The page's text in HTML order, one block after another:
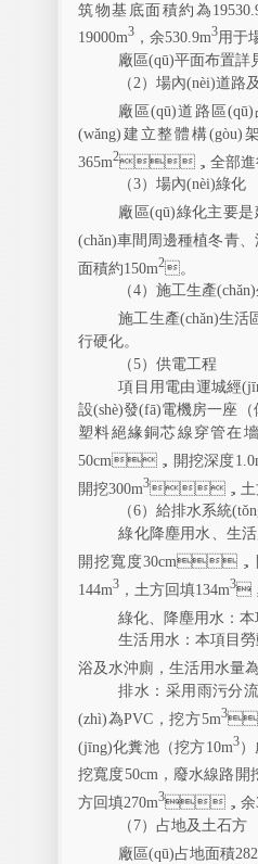
筑物基 底面積約為
19000m3 ， 余530.9m3用于
廠區(qū)平面布置詳
（2）場內(nèi)道路
廠區(qū)道路區
(wǎng)建立整體構(gòu)
365m2，全部進行
（3）場內(nèi)綠化
廠區(qū)綠化主要是
(chǎn)車間 周邊種植冬青
面積約150m2。
（4）施工生產
施工生產(chǎn)生活
行硬化。
（5）供電工程
項目用電由運城經
設(shè)發(fā)電機房一座
塑料絕緣銅芯線穿管在
50cm， 開挖深度
開挖300m3，土
（6）給排水系統
綠化降塵用水、生
開挖寬度30cm，
144m3 ，土方回填134m3
綠化、降塵用水：本
生活用水：本項目
浴及水沖廁 ， 生活用水量
排水： 采用雨污分
(zhì)為PVC ，挖方5m3
(jīng)化糞池（挖方10m3）
挖寬度50cm ， 廢水線路 開
方回填270m3， 余
（ 7）占地及土石方
廠區(qū)占地面積